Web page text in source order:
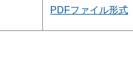
PDFファイル形式